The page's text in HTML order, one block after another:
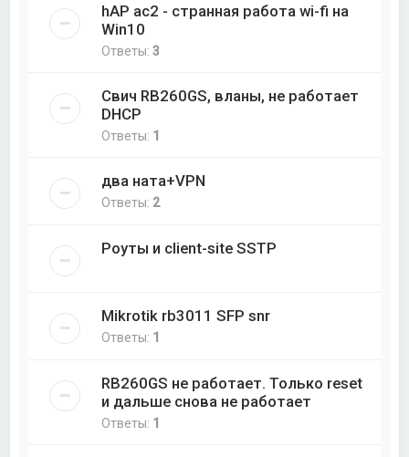
hAP ac2 - странная работа wi-fi на
Win10
Ответы:3
Свич RB260GS, вланы, не работает
DHCP
Ответы: 1
два ната+VPN
Ответы: 2
Роуты и client-site SSTP
Mikrotik rb3011 SFP snr
Ответы: 1
RB260GS не работает. Только reset
и дальше снова не работает
Ответы: 1